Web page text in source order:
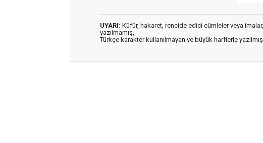
UYARI: Küfür, hakaret, rencide edici cümleler veya
yazılmamış,
Türkçe karakter kullanılmayan ve büyük harflerle